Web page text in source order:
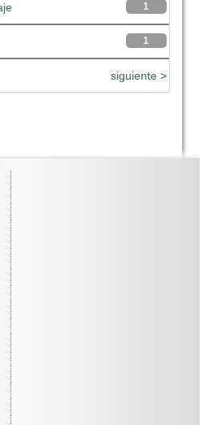
1
1
siguiente >